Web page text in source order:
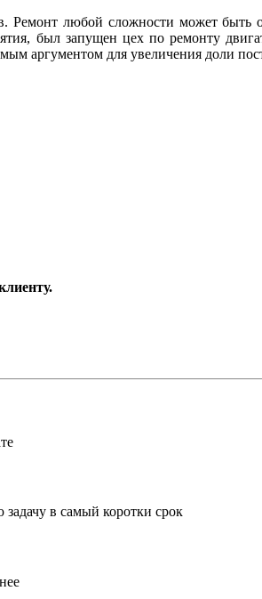
любой сложности может быть
был запущен цех по ремонту
аргументом для увеличения доли
в самый коротки срок